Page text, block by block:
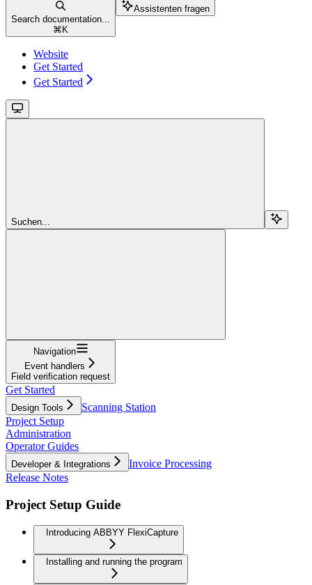
Search documentation...
⌘ K
Assistenten fragen
Website
Get Started
Get Started
Suchen...
Navigation
Event handlers
Field verification request
Get Started
Design Tools
Scanning Station
Project Setup
Administration
Operator Guides
Developer & Integrations
Invoice Processing
Release Notes
Project Setup Guide
Introducing ABBYY FlexiCapture
Installing and running the program